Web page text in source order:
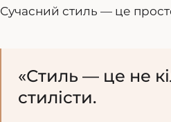
Сучасний стиль — це
«Стиль — це не
стилісти.